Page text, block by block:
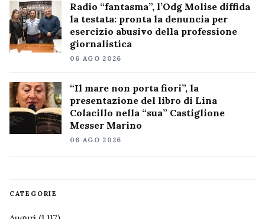
Radio “fantasma”, l’Odg Molise diffida
la testata: pronta la denuncia per
esercizio abusivo della professione
giornalistica
06 AGO 2026
“Il mare non porta fiori”, la
presentazione del libro di Lina
Colacillo nella “sua” Castiglione
Messer Marino
06 AGO 2026
CATEGORIE